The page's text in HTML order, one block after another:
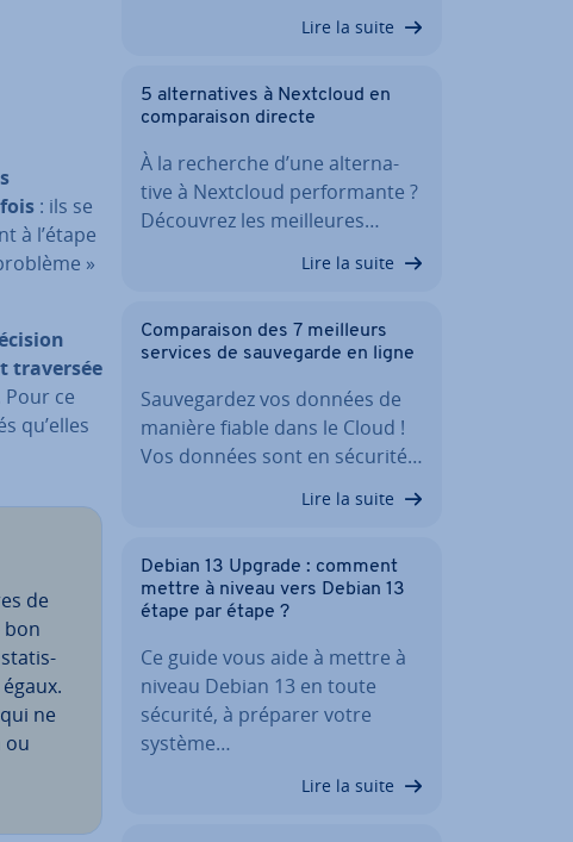
: ils se
à l’étape
»
traversée
Pour ce
qu’elles
de
bon
sta­tis­
ne
ou
Lire la suite
5 al­ter­na­tives à Nextcloud en
com­pa­rai­son directe
À la recherche d’une al­ter­na­
tive à Nextcloud per­for­mante ?
Découvrez les meil­leures…
Lire la suite
Com­pa­rai­son des 7 meilleurs
services de sau­ve­garde en ligne
Sau­ve­gar­dez vos données de
manière fiable dans le Cloud !
Vos données sont en sécurité…
Lire la suite
Debian 13 Upgrade : comment
mettre à niveau vers Debian 13
étape par étape ?
Ce guide vous aide à mettre à
niveau Debian 13 en toute
sécurité, à préparer votre
système…
Lire la suite